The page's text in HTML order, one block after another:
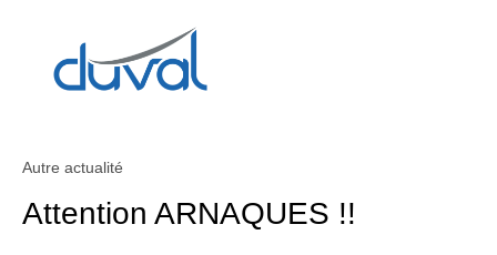
Autre actualité
Attention ARNAQUES !!